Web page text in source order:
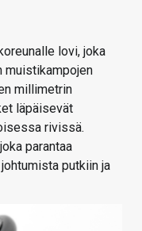
lovi, joka
muistikampojen
millimetrin
läpäisevät
rivissä.
parantaa
putkiin ja